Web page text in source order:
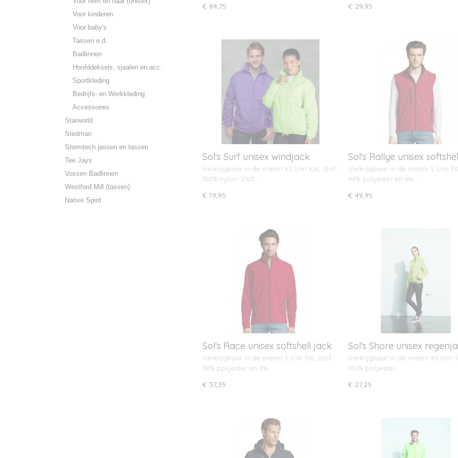
Voor kinderen
Voor baby's
Tassen e.d.
Badlinnen
Hoofddeksels, sjaalen en acc.
Sportkleding
Bedrijfs- en Werkkleding
Accessoires
Starworld
Stedman
Stormtech jassen en tassen
Tee Jays
Vossen Badlinnen
Westford Mill (tassen)
Native Spirit
€ 84,75 € 29,95
Sol's Surf unisex windjack
Verkrijgbaar in de maten XS t/m XXL Stof:
100% nylon. 210T…
€ 19,95
Sol's Rallye unisex
Verkrijgbaar in de maten S t/m
94% polyester en 6%…
€ 49,95
Sol's Race unisex softshell jack
Verkrijgbaar in de maten S t/m 3XL Stof:
96% polyester en 4%…
€ 37,35
Sol's Shore unisex
Verkrijgbaar in de maten XS t/m
100% polyester…
€ 27,25